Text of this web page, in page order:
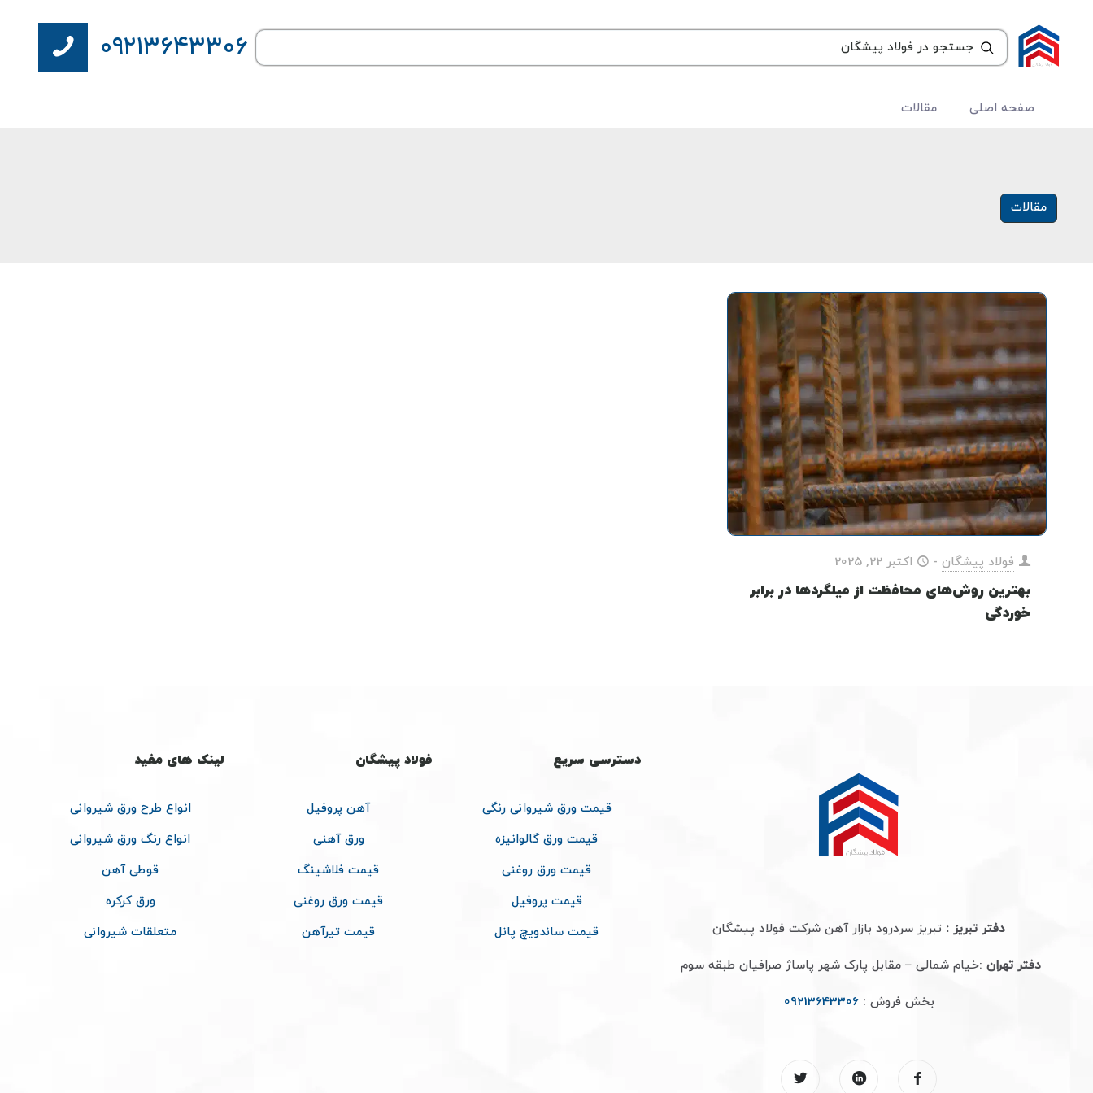
۰۹۲۱۳۶۴۳۳۰۶
صفحه اصلی مقالات
مقالات
فولاد پیشگان - اکتبر 22, 2025
بهترین روش‌های محافظت از میلگردها در برابر
خوردگی
دفتر تبریز : تبریز سردرود بازار آهن شرکت فولاد پیشگان
دفتر تهران :خیام شمالی – مقابل پارک شهر پاساژ صرافیان طبقه سوم
بخش فروش :09213643306
دسترسی سریع
قیمت ورق شیروانی رنگی
قیمت ورق گالوانیزه
قیمت ورق روغنی
قیمت پروفیل
قیمت ساندویچ پانل
فولاد پیشگان
آهن پروفیل
ورق آهنی
قیمت فلاشینگ
قیمت ورق روغنی
قیمت تیرآهن
لینک های مفید
انواع طرح ورق شیروانی
انواع رنگ ورق شیروانی
قوطی آهن
ورق کرکره
متعلقات شیروانی